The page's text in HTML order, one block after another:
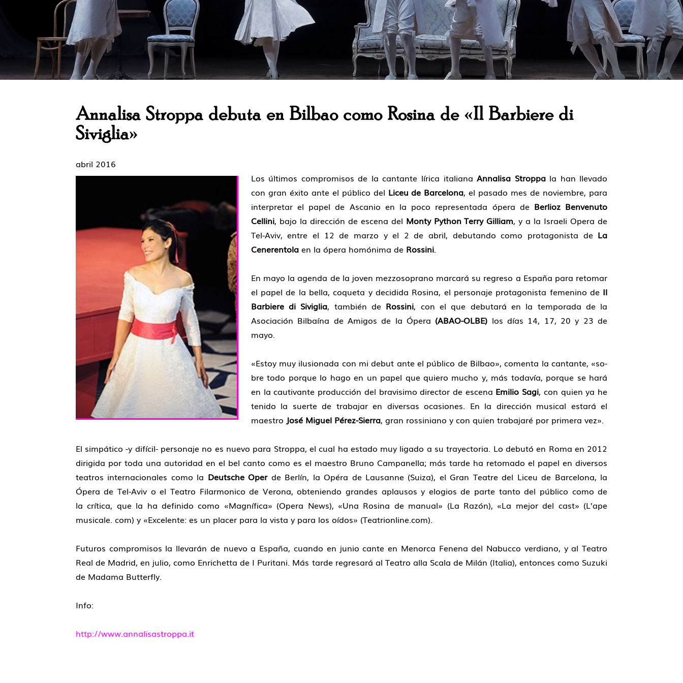
Annalisa Stroppa debuta en Bilbao como Rosina de «Il Barbiere di
Siviglia»
abril 2016
Los últimos compromisos de la cantan­te lírica italianaAnnalisa Stroppala han llevado
con gran éxito ante el público del Liceu de Barcelona, el pa­sado mes de noviembre, para
interpretar el pa­pel de Ascanio en la poco representada ópera de Berlioz Benvenuto
Cellini, bajo la dirección de escena del Monty Python Terry Gilliam, y a la Israeli Opera de
Tel-Aviv, entre el 12 de marzo y el 2 de abril, debutando como protagonista deLa
Cenerentola en la ópera homónima de Rossini.
En mayo la agenda de la joven mezzosoprano marcará su regreso a España para retomar
el papel de la bella, coqueta y decidida Rosina, el personaje protagonista femenino deIl
Barbie­re di Siviglia, también de Rossini, con el que de­butará en la temporada de la
Asociación Bil­baína de Amigos de la Ópera (ABAO-OLBE) los días 14, 17, 20 y 23 de
mayo.
«Estoy muy ilusionada con mi debut ante el público de Bilbao», comenta la cantante, «so­
bre todo porque lo hago en un papel que quiero mucho y, más todavía, porque se hará
en la cau­tivante producción del bravisimo director de escena Emilio Sagi, con quien ya he
tenido la suerte de trabajar en diversas ocasiones. En la dirección musical estará el
maestro José Mi­guel Pérez-Sierra, gran rossiniano y con quien trabajaré por primera vez».
El simpático -y difícil- personaje no es nuevo para Stroppa, el cual ha estado muy ligado a su trayectoria. Lo debutó en Roma en 2012
dirigida por toda una autoridad en el bel canto como es el maestro Bruno Campanella; más tarde ha reto­mado el papel en diversos
teatros internacionales como la Deutsche Operde Berlín, la Opéra de Lausanne (Suiza), el Gran Teatre del Liceu de Barcelona, la
Ópera de Tel-Aviv o el Teatro Fi­larmonico de Verona, obteniendo grandes aplau­sos y elogios de parte tanto del público como de
la crítica, que la ha definido como «Magnífica» (Opera News), «Una Rosina de manual» (La Razón), «La mejor del cast» (L’ape
musicale. com) y «Excelente: es un placer para la vista y para los oídos» (Teatrionline.com).
Futuros compromisos la llevarán de nuevo a España, cuando en junio cante en Menor­ca Fenena del Nabucco verdiano, y al Teatro
Real de Madrid, en julio, como Enrichetta de I Puritani. Más tarde regresará al Teatro alla Scala de Milán (Italia), entonces como Suzuki
de Madama Butterfly.
Info:
http://www.annalisastroppa.it